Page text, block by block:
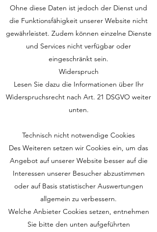
Ohne diese Daten ist jedoch der Dienst und
die Funktionsfähigkeit unserer Website nicht
gewährleistet. Zudem können einzelne Dienste
und Services nicht verfügbar oder
eingeschränkt sein.
Widerspruch
Lesen Sie dazu die Informationen über Ihr
Widerspruchsrecht nach Art. 21 DSGVO weiter
unten.
Technisch nicht notwendige Cookies
Des Weiteren setzen wir Cookies ein, um das
Angebot auf unserer Website besser auf die
Interessen unserer Besucher abzustimmen
oder auf Basis statistischer Auswertungen
allgemein zu verbessern.
Welche Anbieter Cookies setzen, entnehmen
Sie bitte den unten aufgeführten